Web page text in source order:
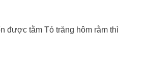
được tằm Tỏ trăng hôm rằm thì